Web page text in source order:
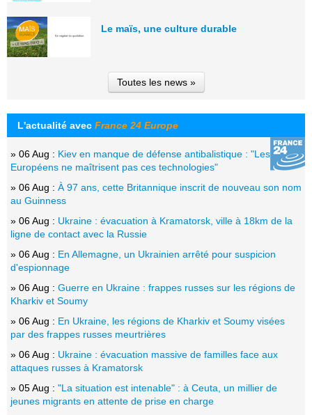
Le maïs, une culture durable
Toutes les news »
L'actualité avec France 24 Europe
» 06 Aug : Kiev en manque de défense antibalistique : "Les
Européens ne maîtrisent pas ces technologies"
» 06 Aug : À 97 ans, cette Britannique inscrit de nouveau son nom
au Guinness
» 06 Aug : Ukraine : évacuation à Kramatorsk, ville à 18km de la
ligne de contact avec la Russie
» 06 Aug : En Allemagne, un Ukrainien arrêté pour suspicion
d'espionnage
» 06 Aug : Guerre en Ukraine : frappes russes sur les régions de
Kharkiv et Soumy
» 06 Aug : En Ukraine, les régions de Kharkiv et Soumy visées
par des frappes russes meurtrières
» 06 Aug : Ukraine : évacuation massive de familles face aux
attaques russes à Kramatorsk
» 05 Aug : "La situation est intenable" : à Ceuta, un millier de
jeunes migrants en attente de prise en charge